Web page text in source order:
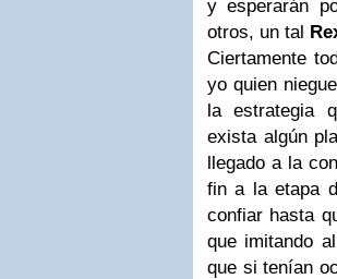
y esperarán
otros, un tal
Ciertamente
yo quien
la estrategia
exista algún
llegado a la
fin a la etapa
confiar hasta
que imitando
que si tenían